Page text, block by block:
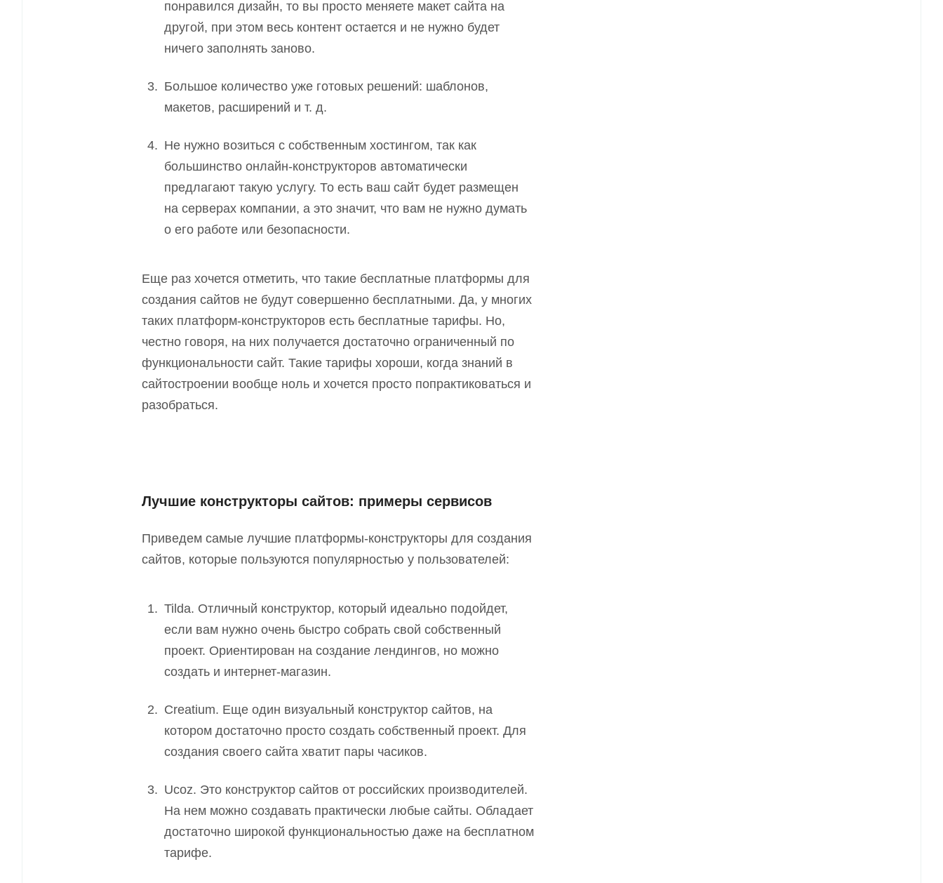
понравился дизайн, то вы просто меняете макет сайта на
другой, при этом весь контент остается и не нужно будет
ничего заполнять заново.
Большое количество уже готовых решений: шаблонов,
макетов, расширений и т. д.
Не нужно возиться с собственным хостингом, так как
большинство онлайн-конструкторов автоматически
предлагают такую услугу. То есть ваш сайт будет размещен
на серверах компании, а это значит, что вам не нужно думать
о его работе или безопасности.
Еще раз хочется отметить, что такие бесплатные платформы для
создания сайтов не будут совершенно бесплатными. Да, у многих
таких платформ-конструкторов есть бесплатные тарифы. Но,
честно говоря, на них получается достаточно ограниченный по
функциональности сайт. Такие тарифы хороши, когда знаний в
сайтостроении вообще ноль и хочется просто попрактиковаться и
разобраться.
Лучшие конструкторы сайтов: примеры сервисов
Приведем самые лучшие платформы-конструкторы для создания
сайтов, которые пользуются популярностью у пользователей:
Tilda. Отличный конструктор, который идеально подойдет,
если вам нужно очень быстро собрать свой собственный
проект. Ориентирован на создание лендингов, но можно
создать и интернет-магазин.
Creatium. Еще один визуальный конструктор сайтов, на
котором достаточно просто создать собственный проект. Для
создания своего сайта хватит пары часиков.
Ucoz. Это конструктор сайтов от российских производителей.
На нем можно создавать практически любые сайты. Обладает
достаточно широкой функциональностью даже на бесплатном
тарифе.